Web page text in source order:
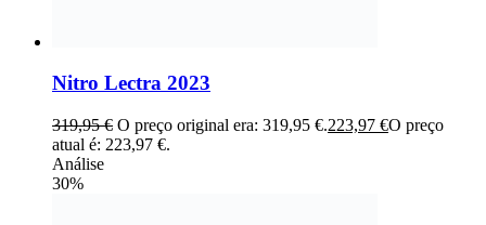
Nitro Lectra 2023
319,95€ O preço original era: 319,95 €.223,97 €O preço
atual é: 223,97 €.
Análise
30%